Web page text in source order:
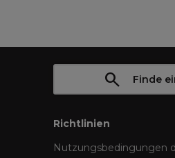
Finde
Richtlinien
Nutzungsbedingungen